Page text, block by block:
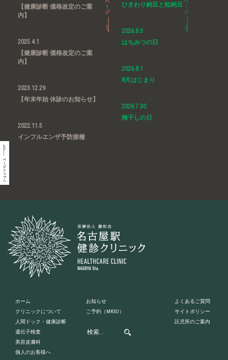
【健康診断 価格改定のご案
内】
2025.4.1
【健康診断 価格改定のご案
内】
2023.12.29
【年末年始 休診のお知らせ】
2022.11.5
インフルエンザ予防接種
ひきわり納豆と粒納豆
2026.8.3
はちみつの日
2026.8.1
8月はじまり
2026.7.30
梅干しの日
ホーム
クリニックについて
人間ドック・健康診断
遺伝子検査
美容皮膚科
個人のお客様へ
お知らせ
ご予約 （MRSO）
よくあるご質問
サイトポリシー
託児所のご案内